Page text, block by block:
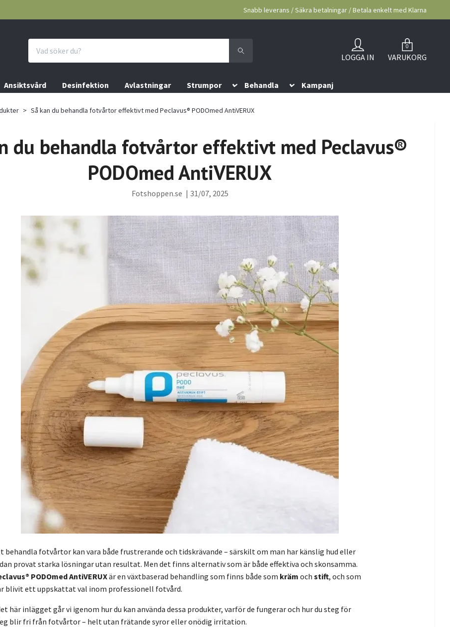
Snabb leverans / Säkra betalningar / Betala enkelt med Klarna
LOGGA IN
0
VARUKORG
Ansiktsvård Desinfektion Avlastningar Strumpor Behandla Kampanj
Så kan du behandla fotvårtor effektivt med Peclavus® PODOmed AntiVERUX
du behandla fotvårtor effektivt med Peclavus®
PODOmed AntiVERUX
Fotshoppen.se | 31/07, 2025
behandla fotvårtor kan vara både frustrerande och tidskrävande – särskilt om man har känslig hud eller
provat starka lösningar utan resultat. Men det finns alternativ som är både effektiva och skonsamma.
PODOmed AntiVERUXär en växtbaserad behandling som finns både som kräm ochstift, och som
blivit ett uppskattat val inom professionell fotvård.
här inlägget går vi igenom hur du kan använda dessa produkter, varför de fungerar och hur du steg för
blir fri från fotvårtor – helt utan frätande syror eller onödig irritation.